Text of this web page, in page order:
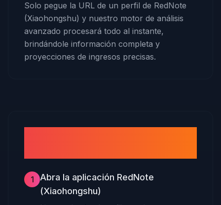
Solo pegue la URL de un perfil de RedNote
(Xiaohongshu) y nuestro motor de análisis
avanzado procesará todo al instante,
brindándole información completa y
proyecciones de ingresos precisas.
1
Abra la aplicación RedNote
(Xiaohongshu)